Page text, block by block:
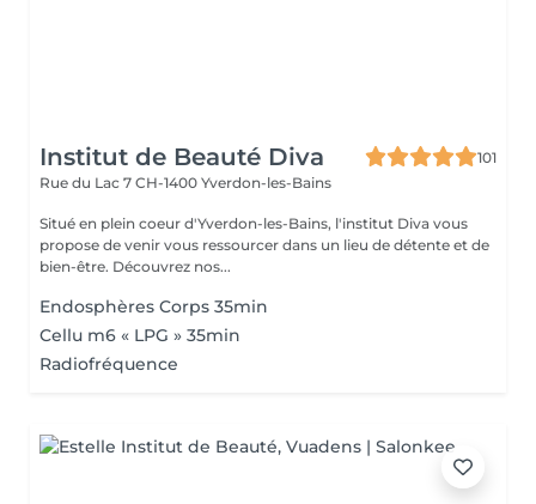
Institut de Beauté Diva
101
Rue du Lac 7 CH-1400 Yverdon-les-Bains
Situé en plein coeur d'Yverdon-les-Bains, l'institut Diva vous
propose de venir vous ressourcer dans un lieu de détente et de
bien-être. Découvrez nos...
Endosphères Corps 35min
Cellu m6 « LPG » 35min
Radiofréquence